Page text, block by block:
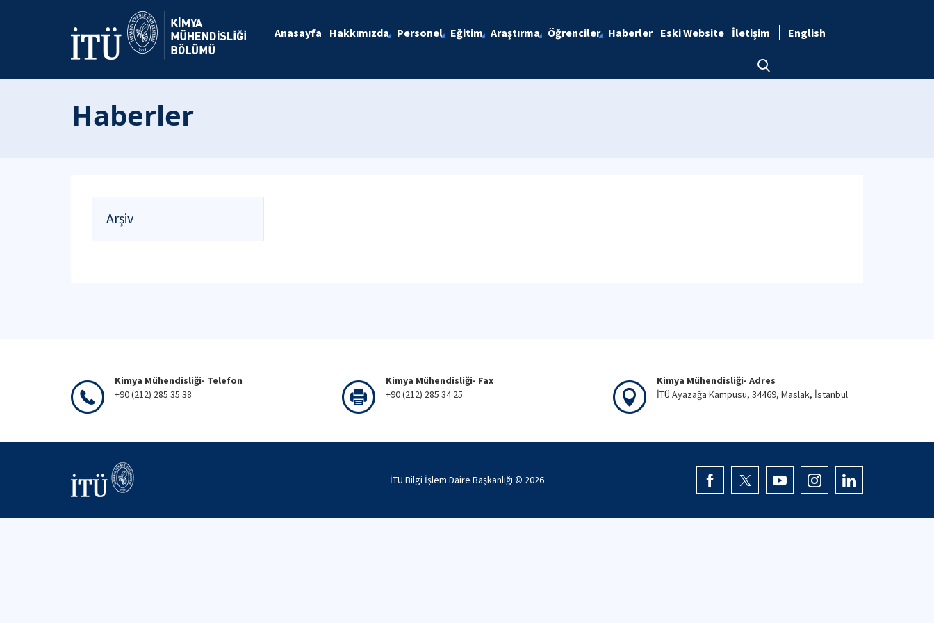
Anasayfa Hakkımızda Personel Eğitim Araştırma Öğrenciler Haberler Eski Website İletişim English
Haberler
Arşiv
Kimya Mühendisliği- Telefon
+90 (212) 285 35 38
Kimya Mühendisliği- Fax
+90 (212) 285 34 25
Kimya Mühendisliği- Adres
İTÜ Ayazağa Kampüsü, 34469, Maslak, İstanbul
İTÜ Bilgi İşlem Daire Başkanlığı © 2026